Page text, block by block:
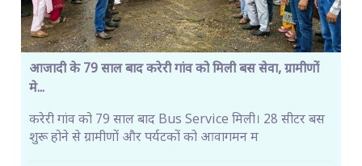
आजादी के 79 साल बाद करेरी गांव को मिली बस सेवा, ग्रामीणों
मे...
करेरी गांव को 79 साल बाद Bus Service मिली। 28 सीटर बस
शुरू होने से ग्रामीणों और पर्यटकों को आवागमन म